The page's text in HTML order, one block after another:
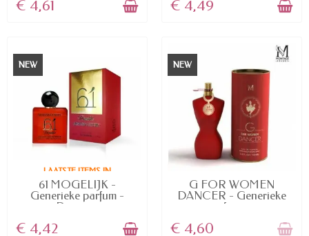
€ 4,61 € 4,49
NEW
LAATSTE ITEMS IN
VOORRAAD
61 MOGELIJK -
Generieke parfum -
Dupe -...
€ 4,42
NEW
NIET OP VOORRAAD
G FOR WOMEN
DANCER - Generieke
parfum -...
€ 4,60